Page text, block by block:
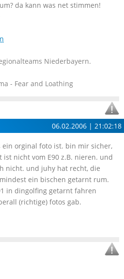
da kann was net stimmen!
Niederbayern.
- Fear and Loathing
06.02.2006 | 21:02:18
ein orginal foto ist. bin mir sicher,
ist nicht vom E90 z.B. nieren. und
nicht. und juhy hat recht, die
ein bischen getarnt rum.
in dingolfing getarnt fahren
(richtige) fotos gab.